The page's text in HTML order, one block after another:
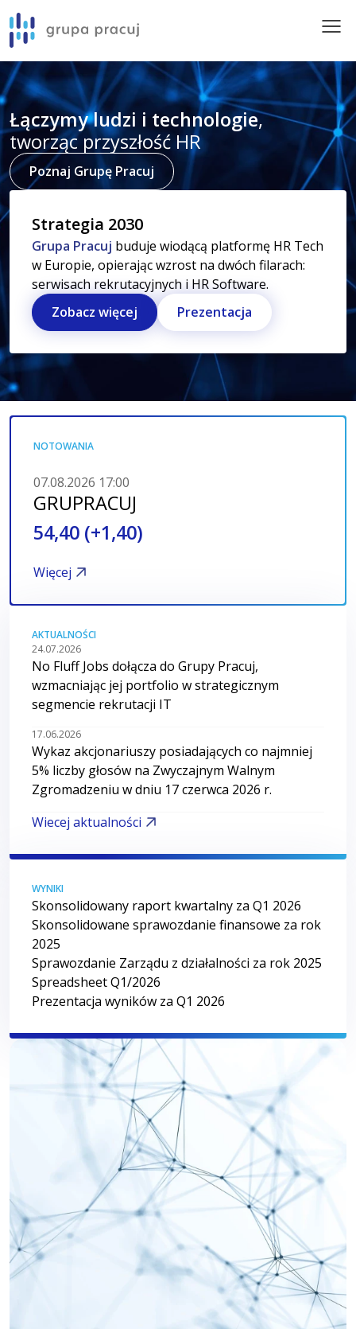
Przejdź do treści serwisu
pracuj.pl
O Grupie
Wyniki Finansowe
Giełda
Ład korporacyjny
Zrównoważony rozwój
Wpisz szukaną frazę
Grupa Pracuj
Łączymy ludzi i technologie,
tworząc przyszłość HR
Poznaj Grupę Pracuj
Strategia 2030
Grupa Pracuj buduje wiodącą platformę HR Tech
w Europie, opierając wzrost na dwóch filarach:
serwisach rekrutacyjnych i HR Software.
Zobacz więcej
Prezentacja
NOTOWANIA
07.08.2026 17:00
GRUPRACUJ
54,40 (+1,40)
Więcej
AKTUALNOŚCI
24.07.2026
No Fluff Jobs dołącza do Grupy Pracuj,
wzmacniając jej portfolio w strategicznym
segmencie rekrutacji IT
17.06.2026
Wykaz akcjonariuszy posiadających co najmniej
5% liczby głosów na Zwyczajnym Walnym
Zgromadzeniu w dniu 17 czerwca 2026 r.
Wiecej aktualności
WYNIKI
Skonsolidowany raport kwartalny za Q1 2026
Skonsolidowane sprawozdanie finansowe za rok
2025
Sprawozdanie Zarządu z działalności za rok 2025
Spreadsheet Q1/2026
Prezentacja wyników za Q1 2026